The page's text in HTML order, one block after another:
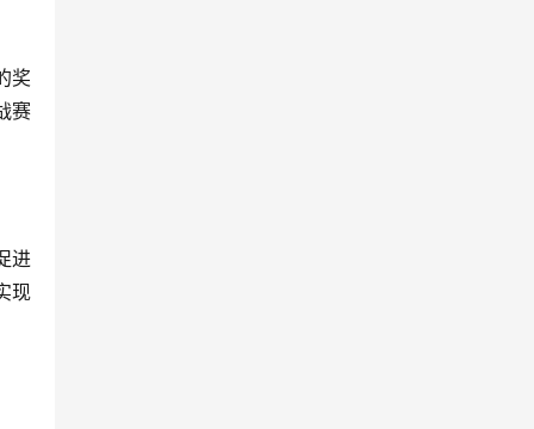
奖
赛
进
现